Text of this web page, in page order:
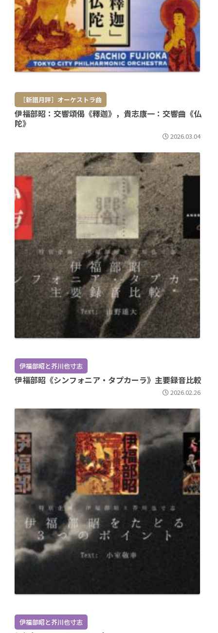
［新譜月評］オーケストラ曲
伊福部昭：交響頌偈《釋迦》，貴志康一：交響曲《仏
陀》
2026.03.04
伊福部昭と芥川也寸志
伊福部昭《シンフォニア・タプカーラ》主要録音比較
2026.02.26
伊福部昭と芥川也寸志